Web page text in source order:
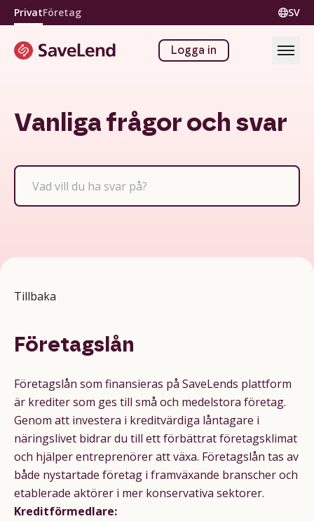
PrivatFöretag SV
Logga in
Vanliga frågor och svar
Tillbaka
Företagslån
Företagslån som finansieras på SaveLends plattform
är krediter som ges till små och medelstora företag.
Genom att investera i kreditvärdiga låntagare i
näringslivet bidrar du till ett förbättrat företagsklimat
och hjälper entreprenörer att växa. Företagslån tas av
både nystartade företag i framväxande branscher och
etablerade aktörer i mer konservativa sektorer.
Kreditförmedlare: